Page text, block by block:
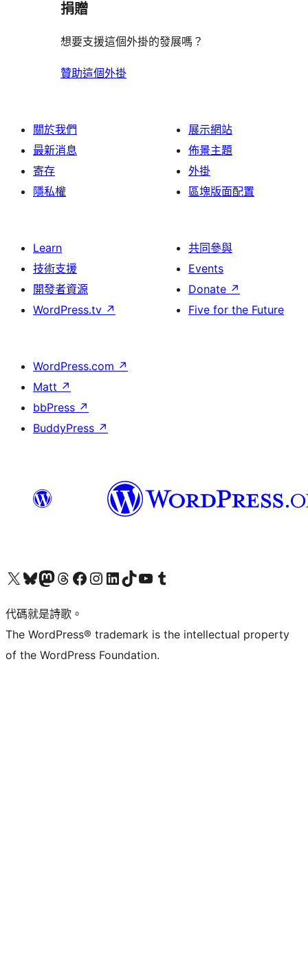
捐贈
想要支援這個外掛的發展嗎？
贊助這個外掛
關於我們
最新消息
寄存
隱私權
展示網站
佈景主題
外掛
區塊版面配置
Learn
技術支援
開發者資源
WordPress.tv ↗
共同參與
Events
Donate ↗
Five for the Future
WordPress.com ↗
Matt ↗
bbPress ↗
BuddyPress ↗
Visit our X (formerly Twitter) account
Visit our Bluesky account
Visit our Mastodon account
Visit our Threads account
訪問我們的 Facebook 專頁Visit our Instagram account
Visit our LinkedIn account
Visit our TikTok account
Visit our YouTube channel
Visit our Tumblr account
代碼就是詩歌。
The WordPress® trademark is the intellectual property
of the WordPress Foundation.